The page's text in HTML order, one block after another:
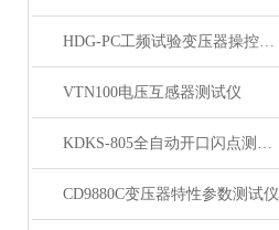
HDG-PC工频试验变压器操控装置
VTN100电压互感器测试仪
KDKS-805全自动开口闪点测定仪
CD9880C变压器特性参数测试仪